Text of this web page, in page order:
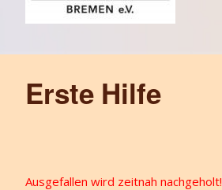
Erste Hilfe
Ausgefallen wird zeitnah nachgeholt!